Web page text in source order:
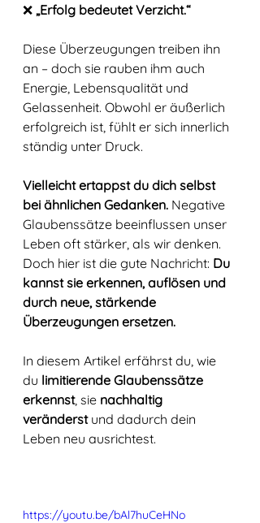
❌ „Erfolg bedeutet Verzicht.“
Diese Überzeugungen treiben ihn
an – doch sie rauben ihm auch
Energie, Lebensqualität und
Gelassenheit. Obwohl er äußerlich
erfolgreich ist, fühlt er sich innerlich
ständig unter Druck.
Vielleicht ertappst du dich selbst
bei ähnlichen Gedanken. Negative
Glaubenssätze beeinflussen unser
Leben oft stärker, als wir denken.
Doch hier ist die gute Nachricht: Du
kannst sie erkennen, auflösen und
durch neue, stärkende
Überzeugungen ersetzen.
In diesem Artikel erfährst du, wie
du limitierende Glaubenssätze
erkennst, sie nachhaltig
veränderst und dadurch dein
Leben neu ausrichtest.
https://youtu.be/bAl7huCeHNo